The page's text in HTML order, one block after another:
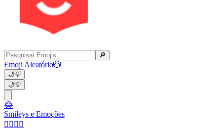
🔎
Emoji Aleatório🎲
🌙💡
🌙💡
😂
Smileys e Emoções
👩‍❤️‍💋‍👨